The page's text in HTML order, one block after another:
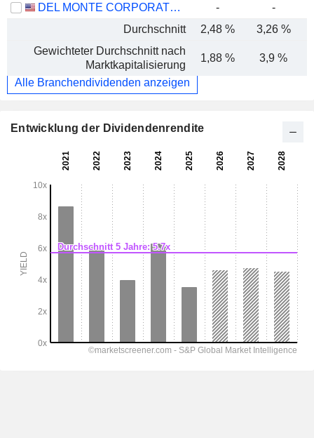
DEL MONTE CORPORATION
- -
Durchschnitt
2,48 % 3,26 %
Gewichteter Durchschnitt nach
Marktkapitalisierung
1,88 % 3,9 %
Alle Branchendividenden anzeigen
Entwicklung der Dividendenrendite